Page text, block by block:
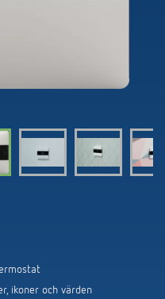
ikoner och värden